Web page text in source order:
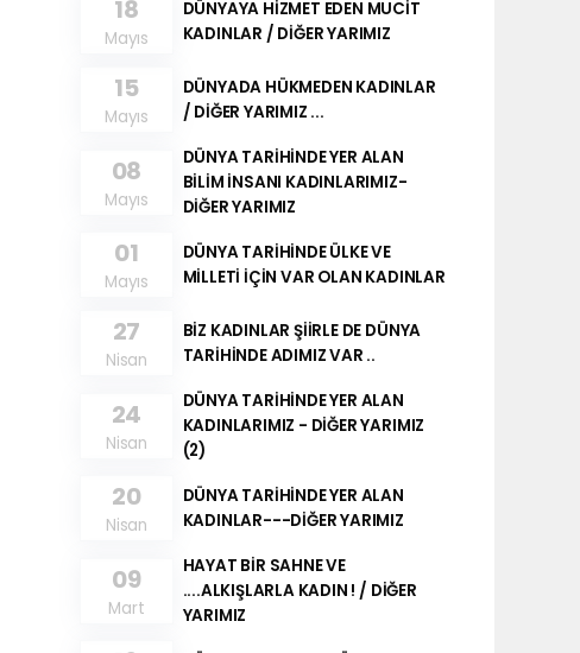
18
Mayıs
DÜNYAYA HİZMET EDEN MUCİT
KADINLAR / DİĞER YARIMIZ
15
Mayıs
DÜNYADA HÜKMEDEN KADINLAR
/ DİĞER YARIMIZ ...
08
Mayıs
DÜNYA TARİHİNDE YER ALAN
BİLİM İNSANI KADINLARIMIZ-
DİĞER YARIMIZ
01
Mayıs
DÜNYA TARİHİNDE ÜLKE VE
MİLLETİ İÇİN VAR OLAN KADINLAR
27
Nisan
BİZ KADINLAR ŞİİRLE DE DÜNYA
TARİHİNDE ADIMIZ VAR ..
24
Nisan
DÜNYA TARİHİNDE YER ALAN
KADINLARIMIZ - DİĞER YARIMIZ
(2)
20
Nisan
DÜNYA TARİHİNDE YER ALAN
KADINLAR---DİĞER YARIMIZ
09
Mart
HAYAT BİR SAHNE VE
....ALKIŞLARLA KADIN ! / DİĞER
YARIMIZ